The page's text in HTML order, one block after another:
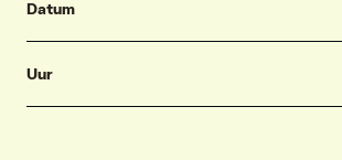
Datum
Uur